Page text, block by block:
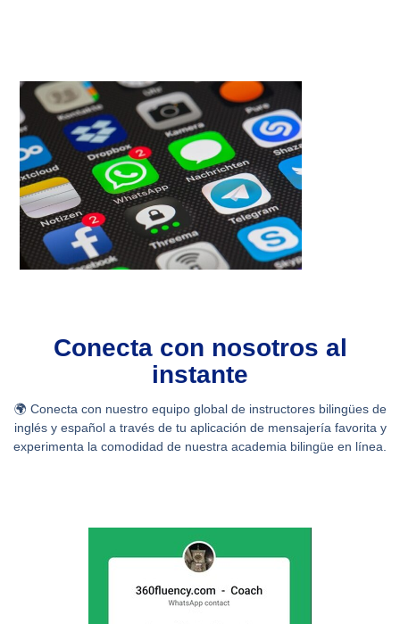
Conecta con nosotros al
instante
🌍 Conecta con nuestro equipo global de instructores bilingües de
inglés y español a través de tu aplicación de mensajería favorita y
experimenta la comodidad de nuestra academia bilingüe en línea.